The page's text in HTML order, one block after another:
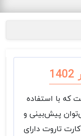
که با استفاده
پیش‌بینی و
تاروت دارای